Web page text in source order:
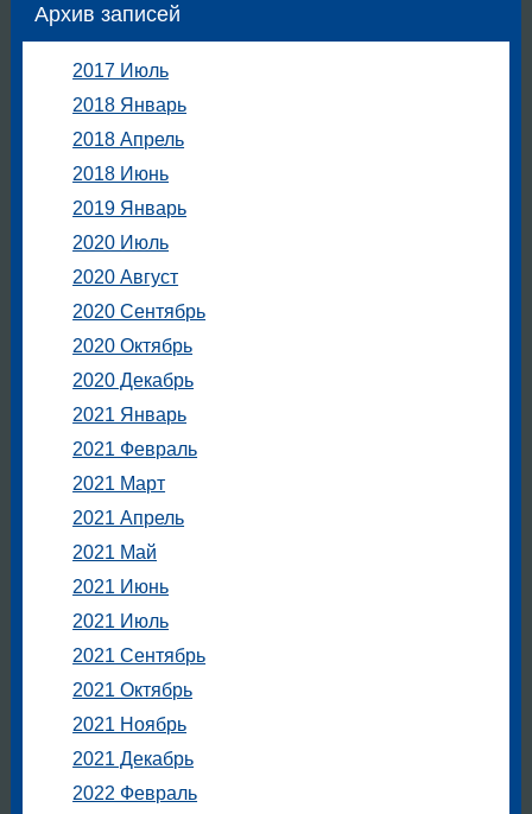
Архив записей
2017 Июль
2018 Январь
2018 Апрель
2018 Июнь
2019 Январь
2020 Июль
2020 Август
2020 Сентябрь
2020 Октябрь
2020 Декабрь
2021 Январь
2021 Февраль
2021 Март
2021 Апрель
2021 Май
2021 Июнь
2021 Июль
2021 Сентябрь
2021 Октябрь
2021 Ноябрь
2021 Декабрь
2022 Февраль